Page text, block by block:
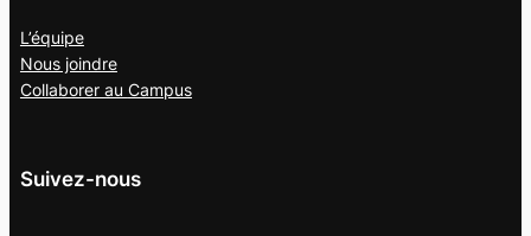
L’équipe
Nous joindre
Collaborer au Campus
Suivez-nous